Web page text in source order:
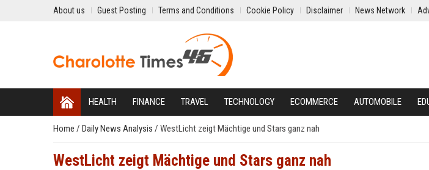
About us Guest Posting Terms and Conditions Cookie Policy Disclaimer News Network
HEALTH FINANCE TRAVEL TECHNOLOGY ECOMMERCE AUTOMOBILE
Home / Daily News Analysis / WestLicht zeigt Mächtige und Stars ganz nah
WestLicht zeigt Mächtige und Stars ganz nah